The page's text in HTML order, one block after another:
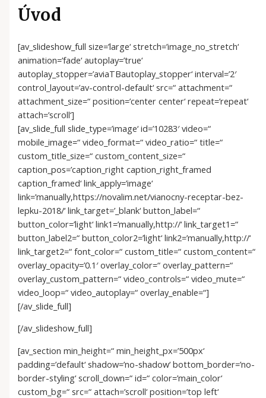
Úvod
[av_slideshow_full size=’large‘ stretch=’image_no_stretch‘
animation=’fade‘ autoplay=’true‘
autoplay_stopper=’aviaTBautoplay_stopper‘ interval=’2′
control_layout=’av-control-default‘ src=“ attachment=“
attachment_size=“ position=’center center‘ repeat=’repeat‘
attach=’scroll‘]
[av_slide_full slide_type=’image‘ id=’10283′ video=“
mobile_image=“ video_format=“ video_ratio=“ title=“
custom_title_size=“ custom_content_size=“
caption_pos=’caption_right caption_right_framed
caption_framed‘ link_apply=’image‘
link=’manually,https://novalim.net/vianocny-receptar-bez-
lepku-2018/‘ link_target=’_blank‘ button_label=“
button_color=’light‘ link1=’manually,http://‘ link_target1=“
button_label2=“ button_color2=’light‘ link2=’manually,http://‘
link_target2=“ font_color=“ custom_title=“ custom_content=“
overlay_opacity=’0.1′ overlay_color=“ overlay_pattern=“
overlay_custom_pattern=“ video_controls=“ video_mute=“
video_loop=“ video_autoplay=“ overlay_enable=“]
[/av_slide_full]
[/av_slideshow_full]
[av_section min_height=“ min_height_px=’500px‘
padding=’default‘ shadow=’no-shadow‘ bottom_border=’no-
border-styling‘ scroll_down=“ id=“ color=’main_color‘
custom_bg=“ src=“ attach=’scroll‘ position=’top left‘